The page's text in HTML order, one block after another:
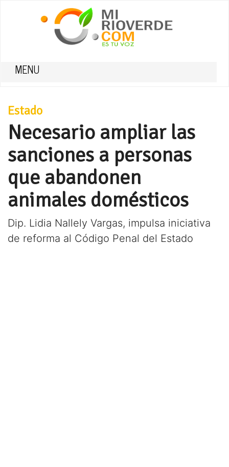
MENU
Estado
Necesario ampliar las
sanciones a personas
que abandonen
animales domésticos
Dip. Lidia Nallely Vargas, impulsa iniciativa
de reforma al Código Penal del Estado